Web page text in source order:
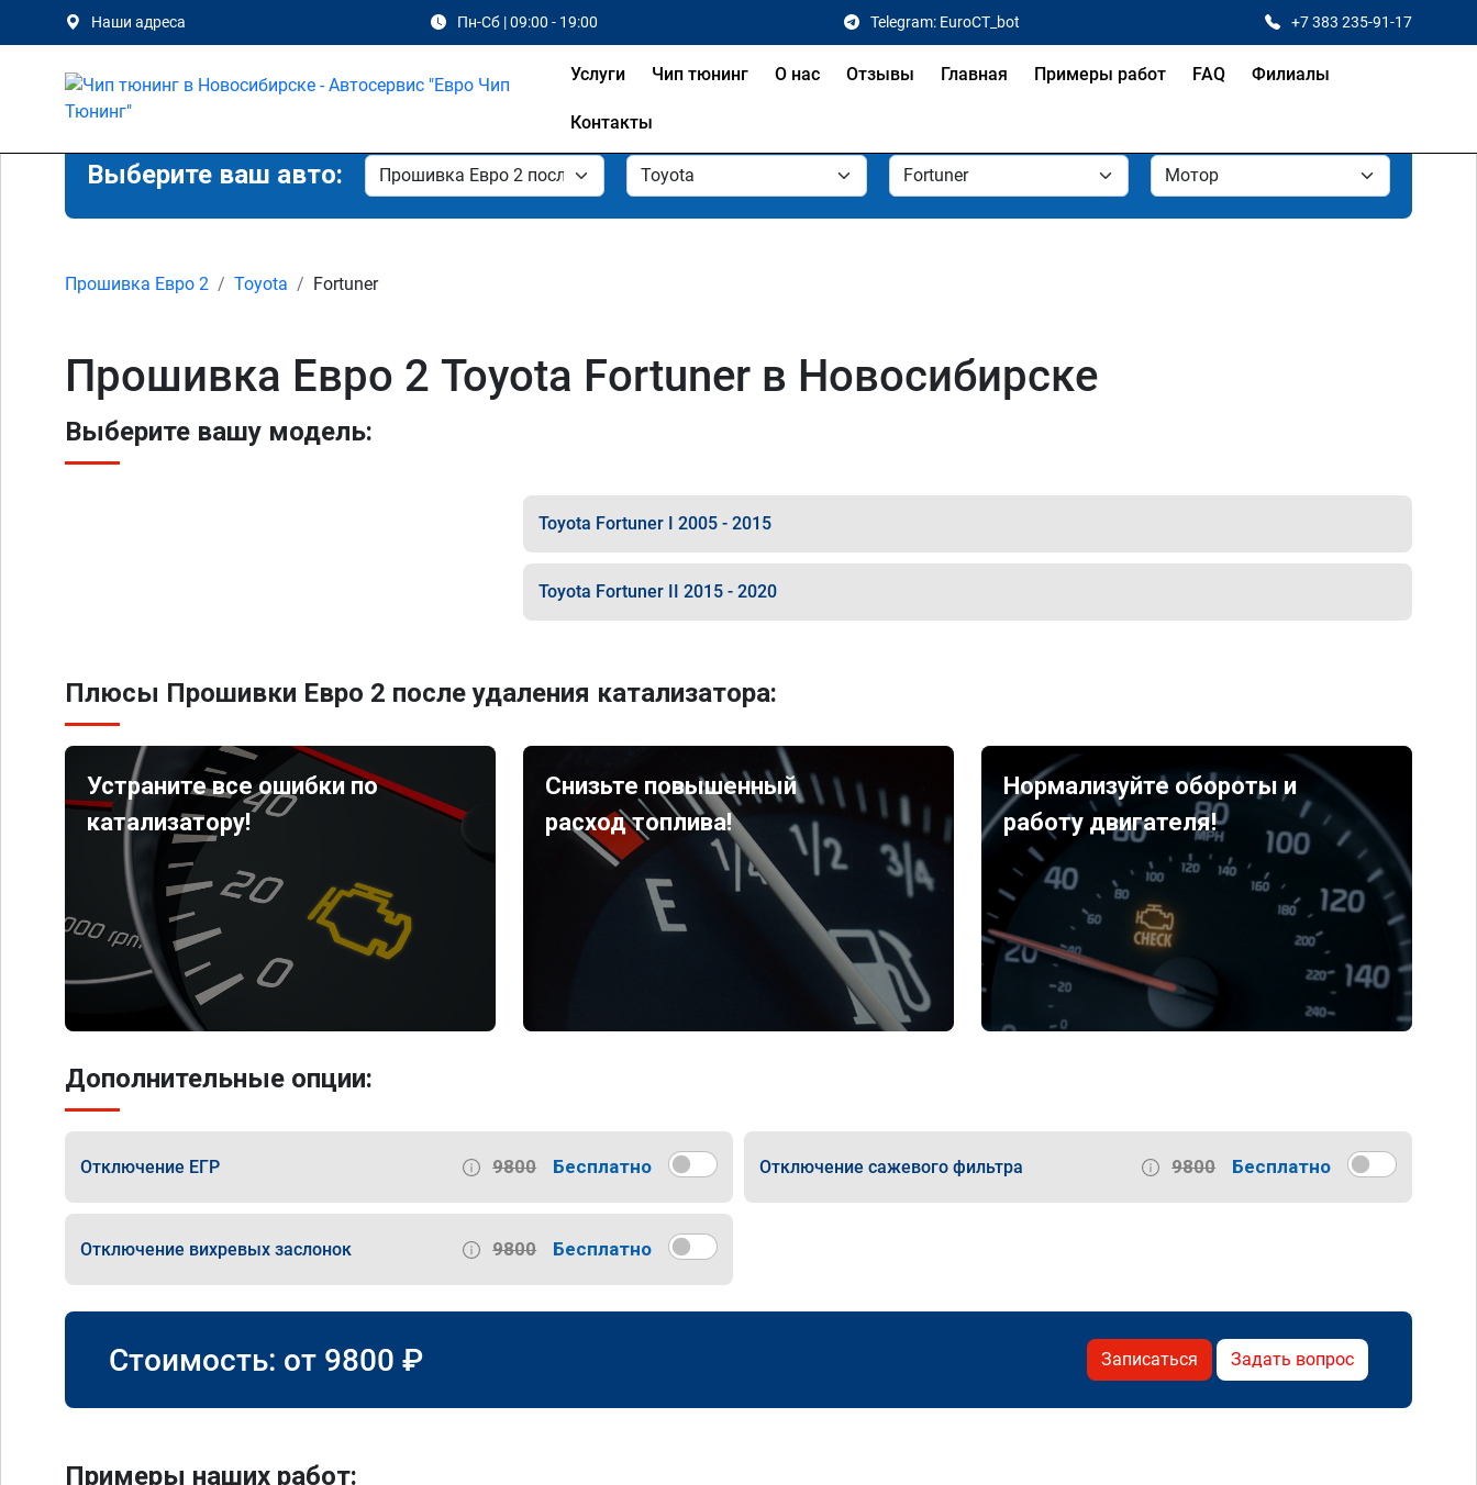
Наши адреса Пн-Сб | 09:00 - 19:00 Telegram: EuroCT_bot +7 383 235-91-17
Услуги Чип тюнинг О нас Отзывы Главная Примеры работ FAQ Филиалы
Контакты
Выберите ваш авто:
Прошивка Евро 2 Toyota Fortuner
Прошивка Евро 2 Toyota Fortuner в Новосибирске
Выберите вашу модель:
Toyota Fortuner I 2005 - 2015
Toyota Fortuner II 2015 - 2020
Плюсы Прошивки Евро 2 после удаления катализатора:
Устраните все ошибки по
катализатору!
Снизьте повышенный
расход топлива!
Нормализуйте обороты и
работу двигателя!
Дополнительные опции:
Отключение ЕГР 9800 Бесплатно Отключение сажевого фильтра 9800 Бесплатно
Отключение вихревых заслонок 9800 Бесплатно
Стоимость: от 9800 ₽ Записаться Задать вопрос
Примеры наших работ: